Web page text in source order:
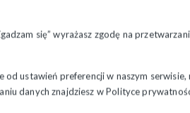
się” wyrażasz zgodę na
od ustawień preferencji w naszym
danych znajdziesz wPolityce
Pracy